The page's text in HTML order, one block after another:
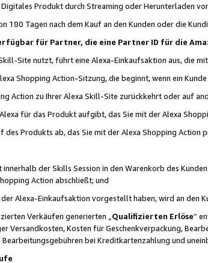
Produkt durch Streaming oder Herunterladen
180 Tagen nach dem Kauf an den Kunden oder die
für Partner, die eine Partner ID für die
Site nutzt, führt eine Alexa-Einkaufsaktion aus, die
Shopping Action-Sitzung, die beginnt, wenn ein
Action zu Ihrer Alexa Skill-Site zurückkehrt oder auf
für das Produkt aufgibt, das Sie mit der Alexa
des Produkts ab, das Sie mit der Alexa Shopping Action
der Skills Session in den Warenkorb des
Action abschließt; und
Alexa-Einkaufsaktion vorgestellt haben, wird an den
Verkäufen generierten „ Qualifizierten Erlöse“
Versandkosten, Kosten für Geschenkverpackung,
Bearbeitungsgebühren bei Kreditkartenzahlung und